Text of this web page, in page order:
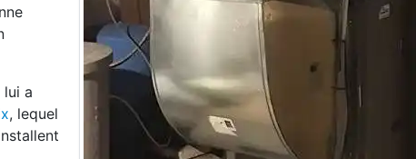
lui a
, lequel
tallent